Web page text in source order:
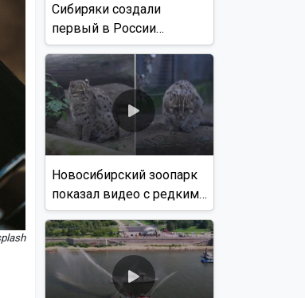
Сибиряки создали
первый в России
документальный фильм
с использованием ИИ
Новосибирский зоопарк
показал видео с редким
виверровым котом